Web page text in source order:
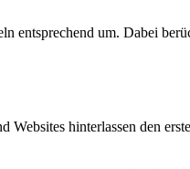
entsprechend um. Dabei
hinterlassen den